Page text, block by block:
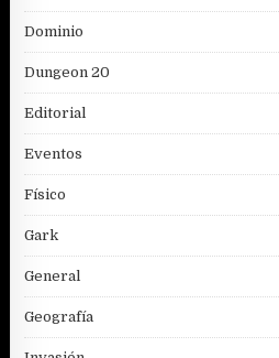
Dominio
Dungeon 20
Editorial
Eventos
Físico
Gark
General
Geografía